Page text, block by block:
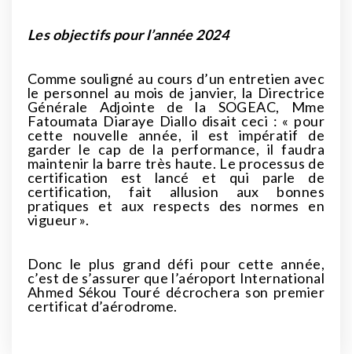
Les objectifs pour l’année 2024
Comme souligné au cours d’un entretien avec
le personnel au mois de janvier, la Directrice
Générale Adjointe de la SOGEAC, Mme
Fatoumata Diaraye Diallo disait ceci : « pour
cette nouvelle année, il est impératif de
garder le cap de la performance, il faudra
maintenir la barre très haute. Le processus de
certification est lancé et qui parle de
certification, fait allusion aux bonnes
pratiques et aux respects des normes en
vigueur ».
Donc le plus grand défi pour cette année,
c’est de s’assurer que l’aéroport International
Ahmed Sékou Touré décrochera son premier
certificat d’aérodrome.